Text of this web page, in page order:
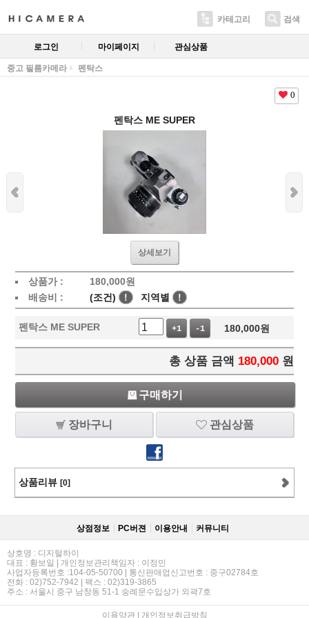
카테고리 검색
로그인 마이페이지 관심상품
중고 필름카메라 펜탁스
0
펜탁스 ME SUPER
상세보기
상품가 : 180,000원
배송비 :
(조건) ! 지역별 !
펜탁스 ME SUPER +1 -1 180,000원
총 상품 금액 180,000 원
구매하기
장바구니 관심상품
상품리뷰 [0]
상점정보 PC버젼 이용안내 커뮤니티
상호명 : 디지털하이
대표 : 황보일 | 개인정보관리책임자 : 이정민
사업자등록번호 :104-05-50700 | 통신판매업신고번호 : 중구02784호
전화 : 02)752-7942 | 팩스 : 02)319-3865
주소 : 서울시 중구 남창동 51-1 숭례문수입상가 외곽7호
이용약관| 개인정보취급방침